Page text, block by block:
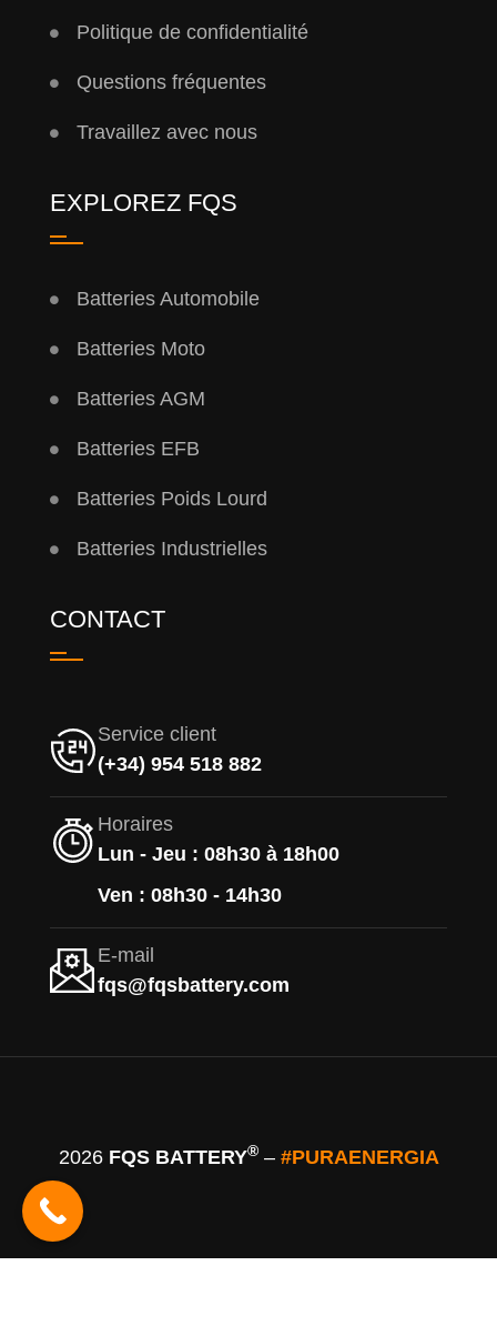
Politique de confidentialité
Questions fréquentes
Travaillez avec nous
EXPLOREZ FQS
Batteries Automobile
Batteries Moto
Batteries AGM
Batteries EFB
Batteries Poids Lourd
Batteries Industrielles
CONTACT
Service client
(+34) 954 518 882
Horaires
Lun - Jeu : 08h30 à 18h00
Ven : 08h30 - 14h30
E-mail
fqs@fqsbattery.com
2026 FQS BATTERY®– #PURAENERGIA